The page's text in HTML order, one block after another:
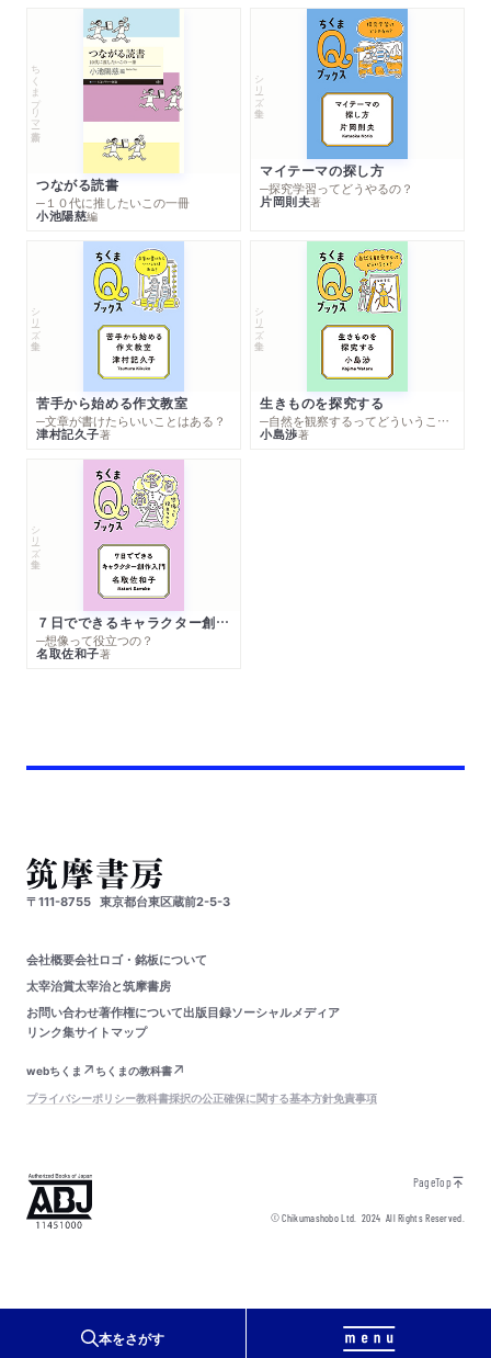
本をさがす
ちくまプリマー新書
つながる読書
─１０代に推したいこの一冊
小池陽慈編
シリーズ・全集
マイテーマの探し方
─探究学習ってどうやるの？
片岡則夫著
シリーズ・全集
苦手から始める作文教室
─文章が書けたらいいことはある？
津村記久子著
シリーズ・全集
生きものを探究する
─自然を観察するってどういうこと？
小島渉著
シリーズ・全集
７日でできるキャラクター創作入門
─想像って役立つの？
名取佐和子著
〒111-8755 東京都台東区蔵前2-5-3
会社概要会社ロゴ・銘板について
太宰治賞太宰治と筑摩書房
お問い合わせ著作権について出版目録ソーシャルメディア
リンク集サイトマップ
webちくま
ちくまの教科書
プライバシーポリシー教科書採択の公正確保に関する基本方針免責事項
PageTop
© Chikumashobo Ltd.2024 All Rights Reserved.